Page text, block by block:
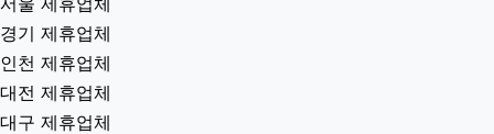
경기 제휴업체
인천 제휴업체
대전 제휴업체
대구 제휴업체